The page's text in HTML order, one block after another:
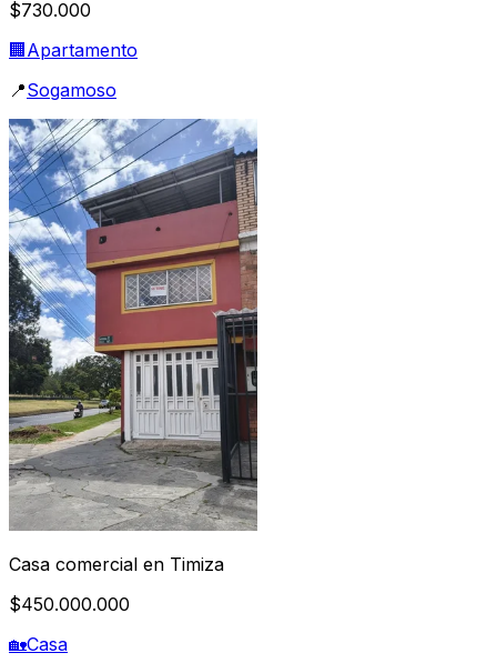
$730.000
🏢 Apartamento
📍Sogamoso
Casa comercial en Timiza
$450.000.000
🏡Casa